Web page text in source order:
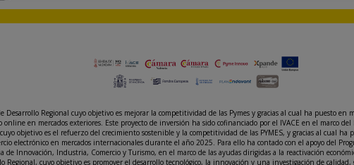
Desarrollo Regional cuyo objetivo es mejorar la competitividad de las Pymes y gracias al cual ha puesto
online en mercados exteriores. Este proyecto de inversión ha sido cofinanciado por el IVACE en el marco del
objetivo es el refuerzo del crecimiento sostenible y la competitividad de las PYMES, y gracias al cual
electrónico en mercados internacionales durante el año 2025. Para ello ha contado con el apoyo del
Innovación, Industria, Comercio y Turismo, en el marco de las ayudas dirigidas a la reactivación
Regional, cuyo objetivo es promover el desarrollo tecnológico, la innovación y una investigación de